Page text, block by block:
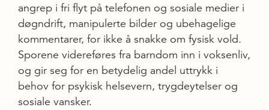
angrep i fri flyt på telefonen og sosiale medier i
døgndrift, manipulerte bilder og ubehagelige
kommentarer, for ikke å snakke om fysisk vold.
Sporene videreføres fra barndom inn i voksenliv,
og gir seg for en betydelig andel uttrykk i
behov for psykisk helsevern, trygdeytelser og
sosiale vansker.